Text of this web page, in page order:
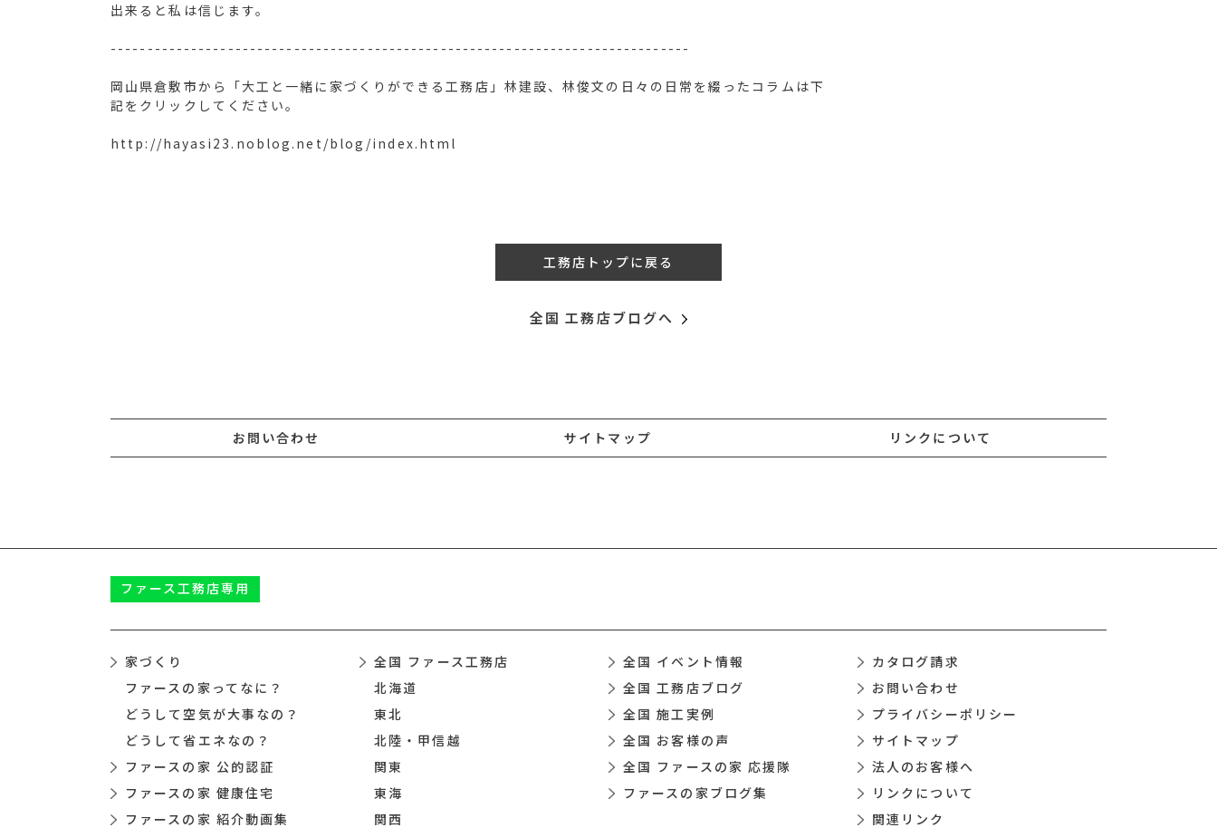
出来ると私は信じます。
-------------------------------------------------------------------------------
岡山県倉敷市から「大工と一緒に家づくりができる工務店」林建設、林俊文の日々の日常を綴ったコラムは下
記をクリックしてください。
http://hayasi23.noblog.net/blog/index.html
工務店トップに戻る
全国 工務店ブログへ
お問い合わせ サイトマップ リンクについて
ファース工務店専用
家づくり
ファースの家ってなに？
どうして空気が大事なの？
どうして省エネなの？
ファースの家 公的認証
ファースの家 健康住宅
ファースの家 紹介動画集
全国 ファース工務店
北海道
東北
北陸・甲信越
関東
東海
関西
全国 イベント情報
全国 工務店ブログ
全国 施工実例
全国 お客様の声
全国 ファースの家 応援隊
ファースの家ブログ集
カタログ請求
お問い合わせ
プライバシーポリシー
サイトマップ
法人のお客様へ
リンクについて
関連リンク